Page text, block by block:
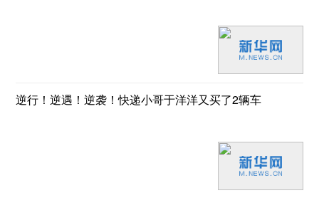
逆行！逆遇！逆袭！快递小哥于洋洋又买了2辆车